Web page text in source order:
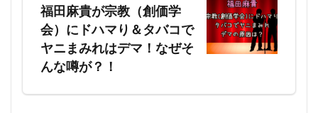
福田麻貴が宗教（創価学
会）にドハマり＆タバコで
ヤニまみれはデマ！なぜそ
んな噂が？！